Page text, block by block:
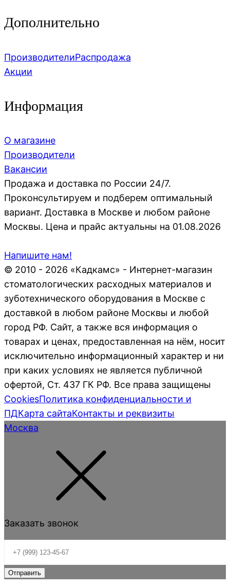
Дополнительно
ПроизводителиРаспродажа
Акции
Информация
О магазине
Производители
Вакансии
Продажа и доставка по России 24/7.
Проконсультируем и подберем оптимальный
вариант. Доставка в Москве и любом районе
Москвы. Цена и прайс актуальны на 01.08.2026
Напишите нам!
© 2010 - 2026 «Кадкамс» - Интернет-магазин
стоматологических расходных материалов и
зуботехнического оборудования в Москве с
доставкой в любом районе Москвы и любой
город РФ. Сайт, а также вся информация о
товарах и ценах, предоставленная на нём, носит
исключительно информационный характер и ни
при каких условиях не является публичной
офертой, Ст. 437 ГК РФ. Все права защищены
CookiesПолитика конфиденциальности и
ПДКарта сайтаКонтакты и реквизиты
Москва
Заказать звонок